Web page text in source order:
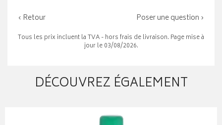
‹ Retour Poser une question ›
Tous les prix incluent la TVA - hors frais de livraison. Page mise à
jour le 03/08/2026.
DÉCOUVREZ ÉGALEMENT